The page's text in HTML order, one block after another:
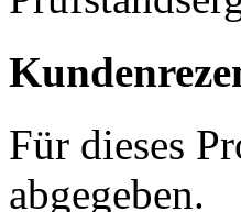
Für dieses
abgegeben.